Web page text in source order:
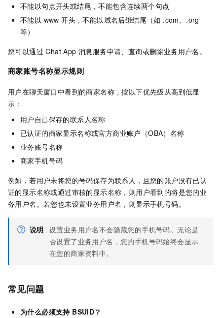
不能以句点开头或结尾，不能包含连续两个句点
不能以 www 开头，不能以域名后缀结尾（如 .com、.org
等）
您可以通过 Chat App 消息服务申请、查询或删除业务用户名。
商家账号名称显示规则
用户在聊天窗口中看到的商家名称，按以下优先级从高到低显
示：
用户自己保存的联系人名称
已认证的商家显示名称或官方商业账户（OBA）名称
业务账号名称
商家手机号码
例如，若用户未将您的号码保存为联系人，且您的账户没有已认
证的显示名称或通过审核的显示名称，则用户看到的将是您的业
务用户名。若您也未设置业务用户名，则显示手机号码。
说明 设置业务用户名不会隐藏您的手机号码。无论是
否设置了业务用户名，您的手机号码始终会显示
在您的商家资料中。
常见问题
为什么必须支持 BSUID？